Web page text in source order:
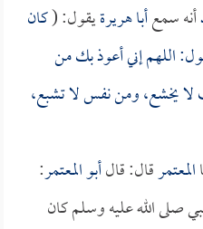
أنه سمعأبا هريرةيقول: (كان
اللهم إني أعوذ بك من
لا يخشع، ومن نفس لا تشبع،
المعتمرقال: قالأبو المعتمر:
صلى الله عليه وسلم كان